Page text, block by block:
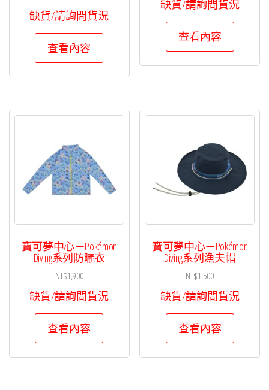
缺貨/請詢問貨況
查看內容
缺貨/請詢問貨況
查看內容
寶可夢中心－Pokémon
Diving系列防曬衣
NT$1,900
缺貨/請詢問貨況
查看內容
寶可夢中心－Pokémon
Diving系列漁夫帽
NT$1,500
缺貨/請詢問貨況
查看內容